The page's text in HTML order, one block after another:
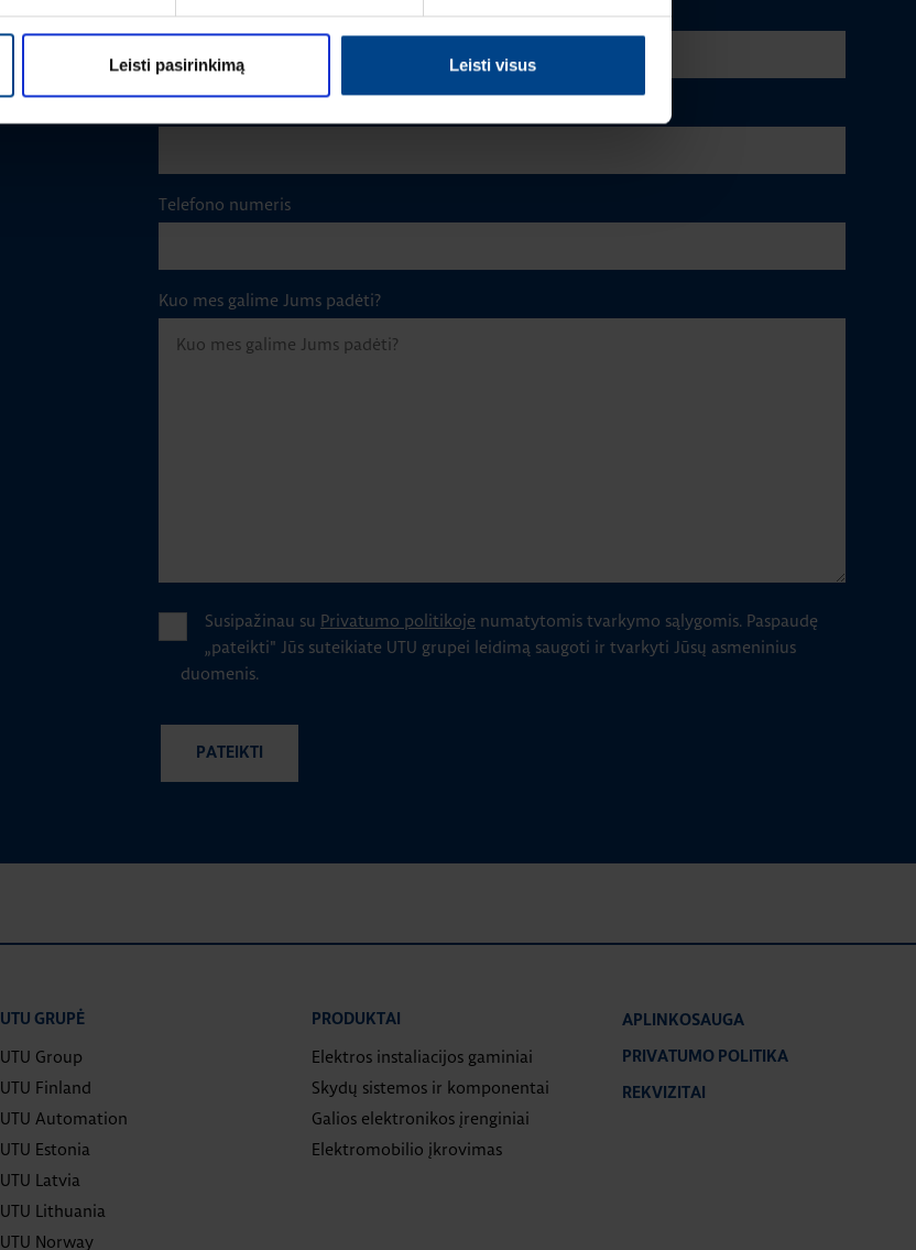
Leisti pasirinkimą Leisti visus
Įmonė
Telefono numeris
Kuo mes galime Jums padėti?
Susipažinau su Privatumo politikoje numatytomis tvarkymo sąlygomis. Paspaudę
„pateikti" Jūs suteikiate UTU grupei leidimą saugoti ir tvarkyti Jūsų asmeninius
duomenis.
UTU GRUPĖ
UTU Group
UTU Finland
UTU Automation
UTU Estonia
UTU Latvia
UTU Lithuania
UTU Norway
PRODUKTAI
Elektros instaliacijos gaminiai
Skydų sistemos ir komponentai
Galios elektronikos įrenginiai
Elektromobilio įkrovimas
APLINKOSAUGA
PRIVATUMO POLITIKA
REKVIZITAI